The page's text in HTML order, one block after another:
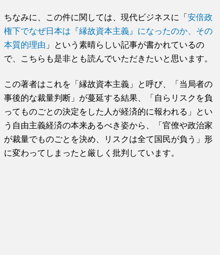
ちなみに、この件に関しては、現代ビジネスに「安倍政
権下でなぜ日本は『縁故資本主義』になったのか、その
本質的理由 」という素晴らしい記事が書かれているの
で、こちらも是非とも読んでいただきたいと思います。
この著者はこれを「縁故資本主義」と呼び、「当局者の
事後的な裁量判断」が蔓延する結果、「自らリスクを負
ってものごとの決定をした人が経済的に報われる」とい
う自由主義経済の本来あるべき姿から、「官僚や政治家
が裁量でものごとを決め、リスクは全て国民が負う」形
に変わってしまったと厳しく批判しています。